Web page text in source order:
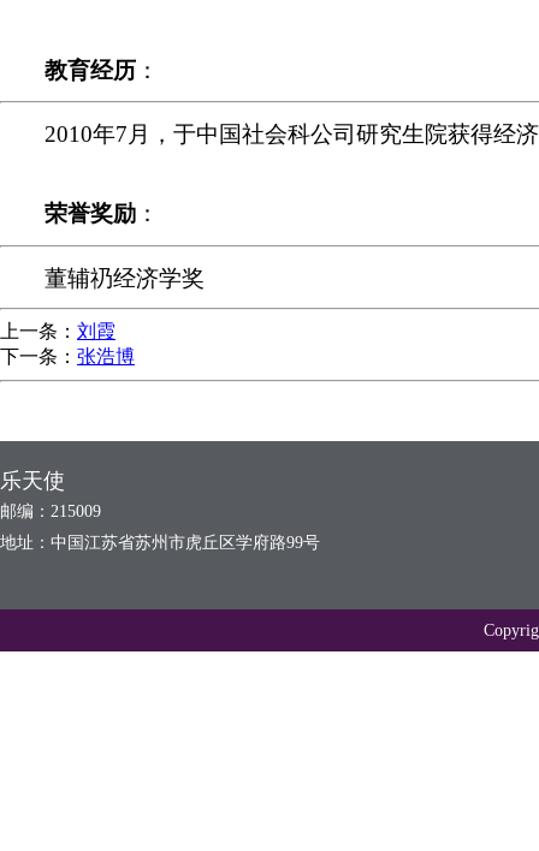
教育经历 ：
2010年7月，于中国社会科公司研究生院获得经
荣誉奖励 ：
董辅礽经济学奖
上一条： 刘霞
下一条： 张浩博
乐天使
邮编：215009
地址：中国江苏省苏州市虎丘区学府路99号